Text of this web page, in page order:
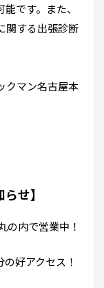
です。また、
関する出張診断
クマン名古屋本
せ】
の内で営業中！
好アクセス！